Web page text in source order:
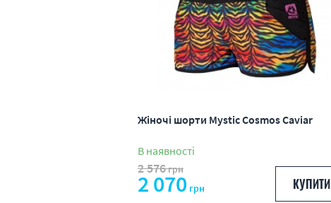
Жіночі шорти Mystic Cosmos Caviar
В наявності
2 576грн
2 070 грн КУПИТИ